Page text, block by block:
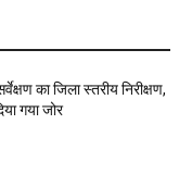
का जिला स्तरीय निरीक्षण,
गया जोर